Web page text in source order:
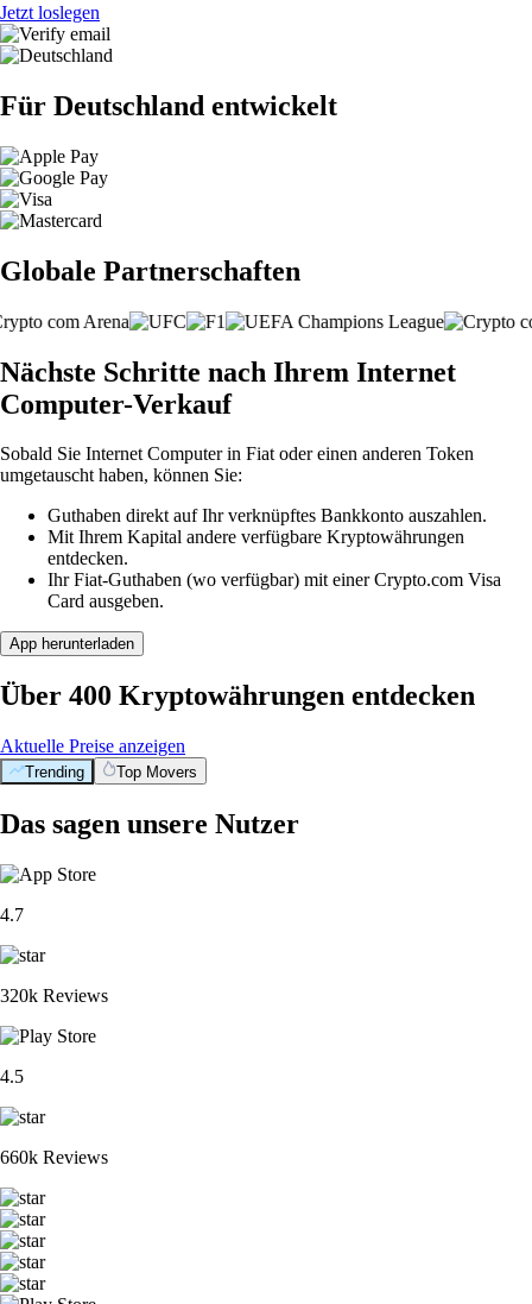
Jetzt loslegen
Für Deutschland entwickelt
Globale Partnerschaften
Nächste Schritte nach Ihrem Internet
Computer-Verkauf
Sobald Sie Internet Computer in Fiat oder einen anderen Token
umgetauscht haben, können Sie:
Guthaben direkt auf Ihr verknüpftes Bankkonto auszahlen.
Mit Ihrem Kapital andere verfügbare Kryptowährungen
entdecken.
Ihr Fiat-Guthaben (wo verfügbar) mit einer Crypto.com Visa
Card ausgeben.
App herunterladen
Über 400 Kryptowährungen entdecken
Aktuelle Preise anzeigen
Trending Top Movers
Das sagen unsere Nutzer
4.7
320k Reviews
4.5
660k Reviews